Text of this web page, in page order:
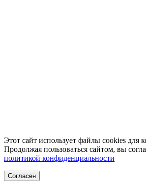
Этот сайт использует файлы cookies для
Продолжая пользоваться сайтом, вы
политикой конфиденциальности
Согласен